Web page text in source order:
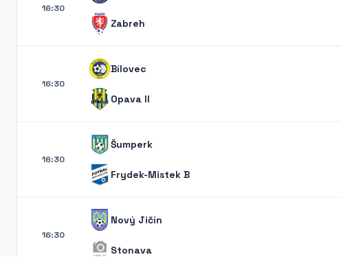
16:30
Zabreh
16:30
Bílovec
Opava II
16:30
Šumperk
Frydek-Mistek B
16:30
Nový Jičín
Stonava